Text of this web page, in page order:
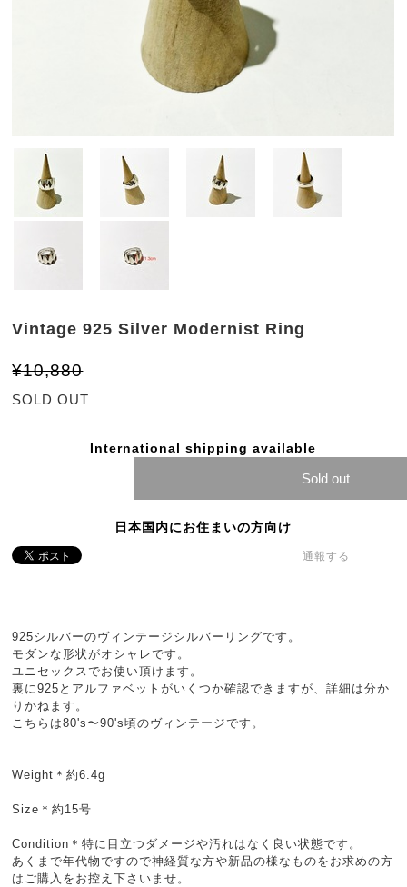
Vintage 925 Silver Modernist Ring
¥10,880
SOLD OUT
International shipping available
Sold out
日本国内にお住まいの方向け
通報する
925シルバーのヴィンテージシルバーリングです。
モダンな形状がオシャレです。
ユニセックスでお使い頂けます。
裏に925とアルファベットがいくつか確認できますが、詳細は分か
りかねます。
こちらは80's〜90's頃のヴィンテージです。
Weight＊約6.4g
Size＊約15号
Condition＊特に目立つダメージや汚れはなく良い状態です。
あくまで年代物ですので神経質な方や新品の様なものをお求めの方
はご購入をお控え下さいませ。